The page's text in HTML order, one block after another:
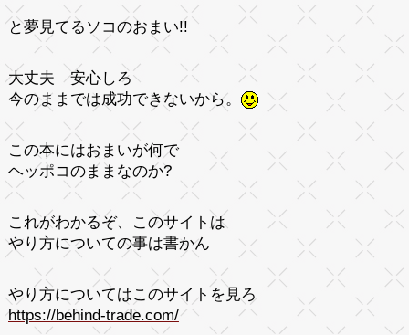
と夢見てるソコのおまい!!
大丈夫 安心しろ
今のままでは成功できないから。
この本にはおまいが何で
ヘッポコのままなのか?
これがわかるぞ、このサイトは
やり方についての事は書かん
やり方についてはこのサイトを見ろ
https://behind-trade.com/